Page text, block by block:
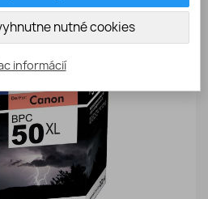
nutné cookies
informácií